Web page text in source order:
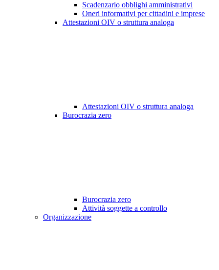
Scadenzario obblighi amministrativi
Oneri informativi per cittadini e imprese
Attestazioni OIV o struttura analoga
Attestazioni OIV o struttura analoga
Burocrazia zero
Burocrazia zero
Attività soggette a controllo
Organizzazione